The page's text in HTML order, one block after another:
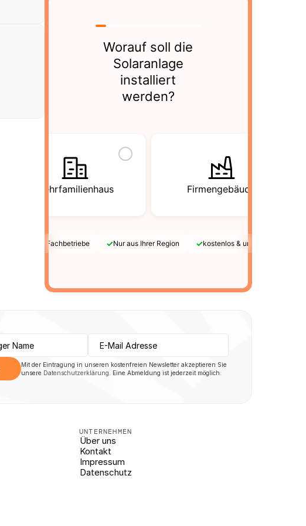
Worauf soll die
Solaranlage
installiert
werden?
Mehrfamilienhaus Firmengebäude
Geprüfte Fachbetriebe ✓Nur aus Ihrer Region ✓kostenlos & unverbindlich
Mit der Eintragung in unseren kostenfreien Newsletter akzeptieren Sie
unsere Datenschutzerklärung . Eine Abmeldung ist jederzeit möglich.
UNTERNEHMEN
Über uns
Kontakt
Impressum
Datenschutz